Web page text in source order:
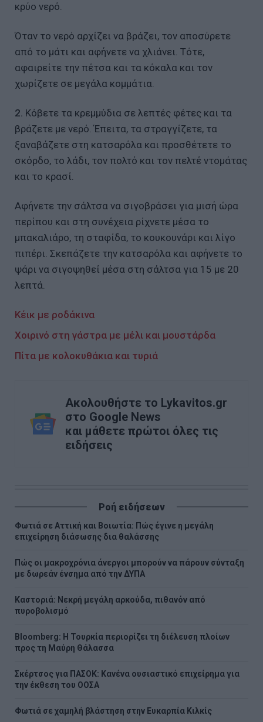
κρύο νερό.
Όταν το νερό αρχίζει να βράζει, τον αποσύρετε
από το μάτι και αφήνετε να χλιάνει. Τότε,
αφαιρείτε την πέτσα και τα κόκαλα και τον
χωρίζετε σε μεγάλα κομμάτια.
2. Κόβετε τα κρεμμύδια σε λεπτές φέτες και τα
βράζετε με νερό. Έπειτα, τα στραγγίζετε, τα
ξαναβάζετε στη κατσαρόλα και προσθέτετε το
σκόρδο, το λάδι, τον πολτό και τον πελτέ ντομάτας
και το κρασί.
Αφήνετε την σάλτσα να σιγοβράσει για μισή ώρα
περίπου και στη συνέχεια ρίχνετε μέσα το
μπακαλιάρο, τη σταφίδα, το κουκουνάρι και λίγο
πιπέρι. Σκεπάζετε την κατσαρόλα και αφήνετε το
ψάρι να σιγοψηθεί μέσα στη σάλτσα για 15 με 20
λεπτά.
Κέικ με ροδάκινα
Χοιρινό στη γάστρα με μέλι και μουστάρδα
Πίτα με κολοκυθάκια και τυριά
Ακολουθήστε το Lykavitos.gr
στο Google News
και μάθετε πρώτοι όλες τις
ειδήσεις
Ροή ειδήσεων
Φωτιά σε Αττική και Βοιωτία: Πώς έγινε η μεγάλη
επιχείρηση διάσωσης δια θαλάσσης
Πώς οι μακροχρόνια άνεργοι μπορούν να πάρουν σύνταξη
με δωρεάν ένσημα από την ΔΥΠΑ
Καστοριά: Νεκρή μεγάλη αρκούδα, πιθανόν από
πυροβολισμό
Bloomberg: Η Τουρκία περιορίζει τη διέλευση πλοίων
προς τη Μαύρη Θάλασσα
Σκέρτσος για ΠΑΣΟΚ: Κανένα ουσιαστικό επιχείρημα για
την έκθεση του ΟΟΣΑ
Φωτιά σε χαμηλή βλάστηση στην Ευκαρπία Κιλκίς